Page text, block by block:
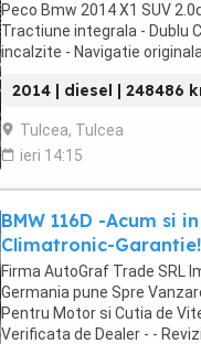
Peco Bmw 2014 X1 SUV
Tractiune integrala - Dublu
incalzite - Navigatie
2014 | diesel | 248486
Tulcea, Tulcea
ieri 14:15
BMW 116D -Acum si
Climatronic-Garantie!
Firma AutoGraf Trade SRL
Germania pune Spre
Pentru Motor si Cutia de
Verificata de Dealer - -